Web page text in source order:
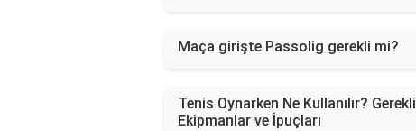
Maça girişte Passolig gerekli mi?
Tenis Oynarken Ne Kullanılır? Gerekli
Ekipmanlar ve İpuçları